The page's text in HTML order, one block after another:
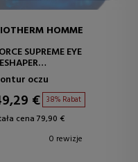
HOMME
SUPREME EYE
I
POD OCZY DLA
oczu
€ 38% Rabat
cena 79,90 €
0 rewizje